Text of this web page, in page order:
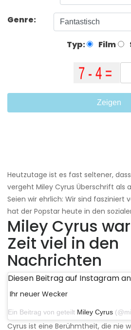
Genre:
Typ: Film
Zeigen
Heutzutage ist es fast seltener,
vergeht Miley Cyrus Überschrift als
Seien wir ehrlich: Wir sind fasziniert
hat der Popstar heute in den
Miley Cyrus
Zeit viel in den
Nachrichten
Diesen Beitrag auf Instagram
Ihr neuer Wecker
Ein Beitrag von geteilt Miley Cyrus
Cyrus ist eine Berühmtheit, die nie